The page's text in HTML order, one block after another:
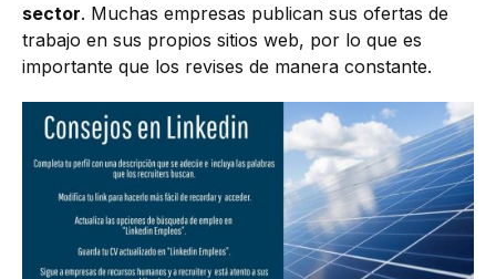
sector. Muchas empresas publican sus ofertas de
trabajo en sus propios sitios web, por lo que es
importante que los revises de manera constante.